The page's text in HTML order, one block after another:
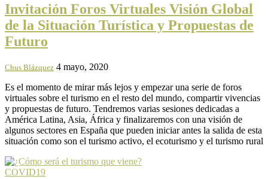
Invitación Foros Virtuales Visión Global
de la Situación Turística y Propuestas de
Futuro
Chus Blázquez 4 mayo, 2020
Es el momento de mirar más lejos y empezar una serie de foros
virtuales sobre el turismo en el resto del mundo, compartir vivencias
y propuestas de futuro. Tendremos varias sesiones dedicadas a
América Latina, Asia, África y finalizaremos con una visión de
algunos sectores en España que pueden iniciar antes la salida de esta
situación como son el turismo activo, el ecoturismo y el turismo rural
COVID19